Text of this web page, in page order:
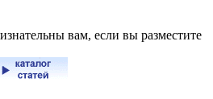
вам, если вы разместите